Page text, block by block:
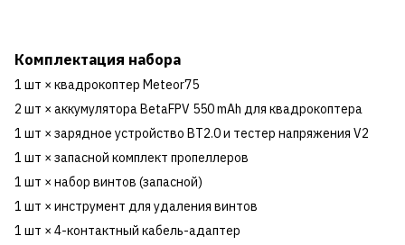
Комплектация набора
1 шт × квадрокоптер Meteor75
2 шт × аккумулятора BetaFPV 550 mAh для квадрокоптера
1 шт × зарядное устройство BT2.0 и тестер напряжения V2
1 шт × запасной комплект пропеллеров
1 шт × набор винтов (запасной)
1 шт × инструмент для удаления винтов
1 шт × 4-контактный кабель-адаптер